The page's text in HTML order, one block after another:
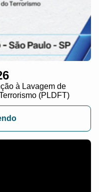
à Lavagem de
(PLDFT)